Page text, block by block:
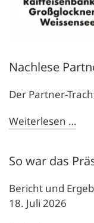
Nachlese
Der Partner-
Weiterlesen …
So war das
Bericht und
18. Juli 2026